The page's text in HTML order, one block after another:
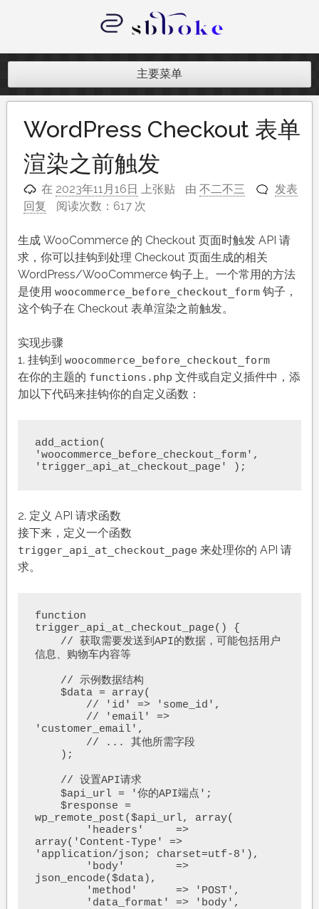
内
记录跨境电商独立站开发遇到的点点
主要菜单
WordPress Checkout 表单
渲染之前触发
在 2023年11月16日 上张贴 由不二不三
发表
回复
阅读次数：617 次
生成 WooCommerce 的 Checkout 页面时触发 API 请
求，你可以挂钩到处理 Checkout 页面生成的相关
WordPress/WooCommerce 钩子上。一个常用的方法
是使用 woocommerce_before_checkout_form钩子，
这个钩子在 Checkout 表单渲染之前触发。
实现步骤
1. 挂钩到 woocommerce_before_checkout_form
在你的主题的 functions.php 文件或自定义插件中，添
加以下代码来挂钩你的自定义函数：
add_action(
'woocommerce_before_checkout_form',
2. 定义 API 请求函数
接下来，定义一个函数
trigger_api_at_checkout_page来处理你的 API 请
求。
function
trigger_api_at_checkout_page() {
信息、购物车内容等
'customer_email',
wp_remote_post($api_url, array(
array('Content-Type' =>
'application/json; charset=utf-8'),
json_encode($data),